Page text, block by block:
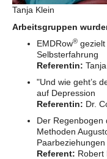
Tanja Klein
Arbeitsgruppen
EMDRow®
Selbsterfahrung
Referentin:
"Und wie geht’s
auf Depression
Referentin: Dr.
Der Regenbogen
Methoden
Paarbeziehungen
Referent: Robert